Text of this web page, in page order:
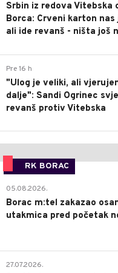
Srbin iz redova Vitebska
Borca: Crveni karton
ali ide revanš - ništa još
Pre 16 h
"Ulog je veliki, ali
dalje": Sandi Ogrinec
revanš protiv Vitebska
RK BORAC
05.08.2026.
Borac m:tel zakazao
utakmica pred početak
27.07.2026.